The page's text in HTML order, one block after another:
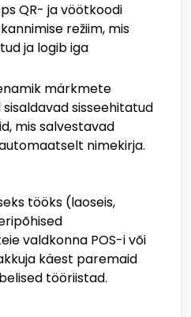
QR- ja vöötkoodi
režiim, mis
ja logib iga
märkmete
sisseehitatud
mis salvestavad
nimekirja.
tööks (laoseis,
valdkonna POS-i või
käest paremaid
tööriistad.